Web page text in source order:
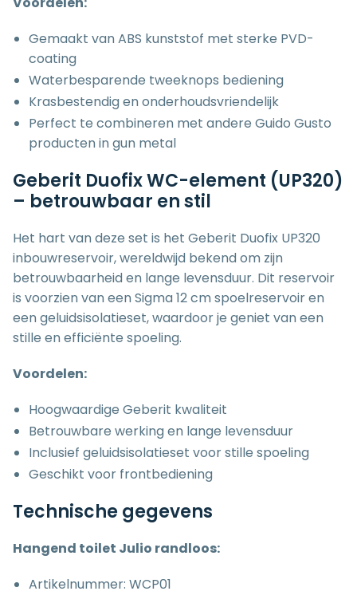
Gemaakt van ABS kunststof met sterke PVD-
coating
Waterbesparende tweeknops bediening
Krasbestendig en onderhoudsvriendelijk
Perfect te combineren met andere Guido Gusto
producten in gun metal
Geberit Duofix WC-element (UP320)
– betrouwbaar en stil
Het hart van deze set is het Geberit Duofix UP320
inbouwreservoir, wereldwijd bekend om zijn
betrouwbaarheid en lange levensduur. Dit reservoir
is voorzien van een Sigma 12 cm spoelreservoir en
een geluidsisolatieset, waardoor je geniet van een
stille en efficiënte spoeling.
Voordelen:
Hoogwaardige Geberit kwaliteit
Betrouwbare werking en lange levensduur
Inclusief geluidsisolatieset voor stille spoeling
Geschikt voor frontbediening
Technische gegevens
Hangend toilet Julio randloos:
Artikelnummer: WCP01